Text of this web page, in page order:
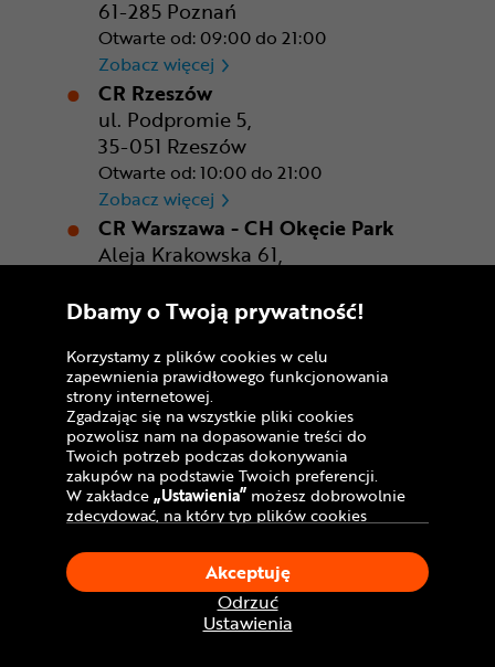
61-285 Poznań
Otwarte od: 09:00 do 21:00
Zobacz więcej CR Poznań - M1 Poznań
CR Rzeszów
ul. Podpromie 5,
35-051 Rzeszów
Otwarte od: 10:00 do 21:00
Zobacz więcej CR Rzeszów
CR Warszawa - CH Okęcie Park
Aleja Krakowska 61,
Otwarte od: 10:00 do 21:00
CR Warszawa - CH Okęcie
CR Wrocław - CH Aleja Bielany II
ul. Czekoladowa 20,
55-040 Bielany Wrocławskie
Otwarte od: 10:00 do 21:00
Zobacz więcejCR Wrocław - CH Aleja
CR Zabrze - M1 Zabrze
ul. Plutonowego Ryszarda
Szkubacza 1,
41-800 Zabrze
Otwarte od: 9:00 do 21:00
Zobacz więcejCR Zabrze - M1 Zabrze
Dbamy o Twoją prywatność!
Korzystamy z plików cookies w celu
zapewnienia prawidłowego funkcjonowania
strony internetowej.
Zgadzając się na wszystkie pliki cookies
pozwolisz nam na dopasowanie treści do
Twoich potrzeb podczas dokonywania
zakupów na podstawie Twoich preferencji.
W zakładce„Ustawienia” możesz dobrowolnie
zdecydować, na który typ plików cookies
Klikając„Akceptuję”, wyrażasz zgodę na
stosowanie ciasteczek zgodnie z ustawieniami
Twojej przeglądarki.
W dowolnym momencie, możesz dokonać
zmiany swojego wyboru klikając opcję
Ustawienia
Odrzuć
Akceptuję